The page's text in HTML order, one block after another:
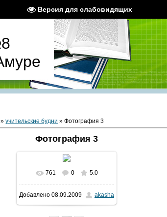
Версия для слабовидящих
» учительские будни » Фотография 3
Фотография 3
В реальном размере
2048x1536/ 489.0Kb
761 0 5.0
Добавлено 08.09.2009 akasha